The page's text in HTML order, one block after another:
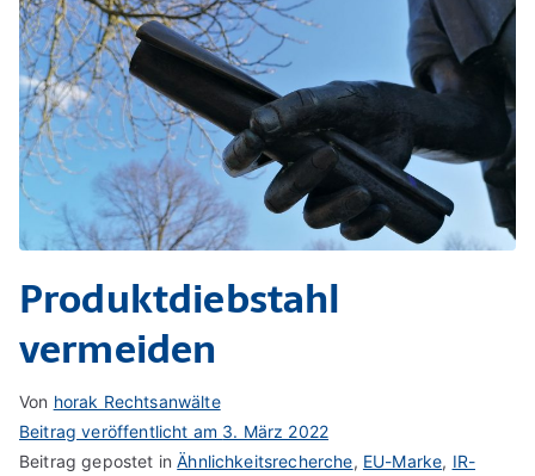
Produktdiebstahl
vermeiden
Von horak Rechtsanwälte
Beitrag veröffentlicht am 3. März 2022
Beitrag gepostet inÄhnlichkeitsrecherche, EU-Marke, IR-